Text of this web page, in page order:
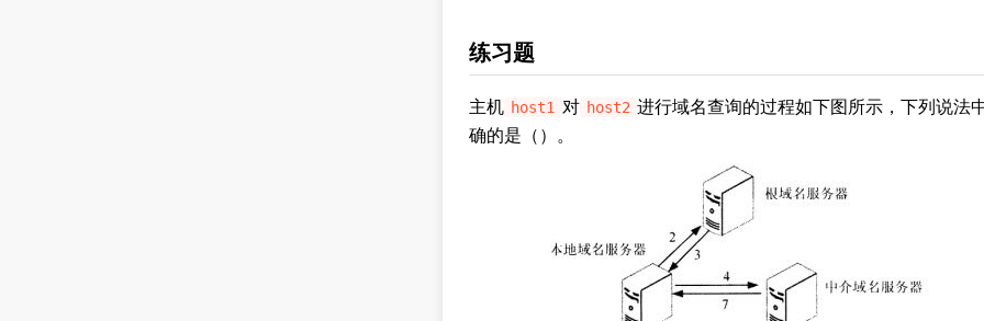
练习题
主机 host1 对 host2 进行域名查询的过程如下图所示，下列说法
确的是（）。